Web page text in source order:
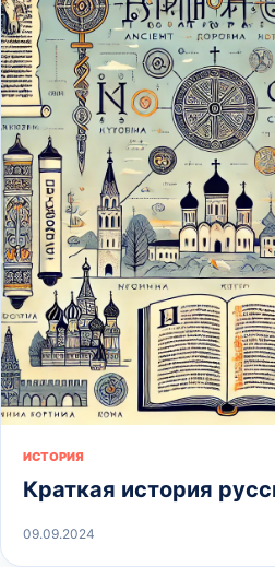
ИСТОРИЯ
Краткая история
09.09.2024